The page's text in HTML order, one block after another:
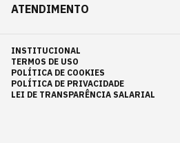
ATENDIMENTO
INSTITUCIONAL
TERMOS DE USO
POLÍTICA DE COOKIES
POLÍTICA DE PRIVACIDADE
LEI DE TRANSPARÊNCIA SALARIAL